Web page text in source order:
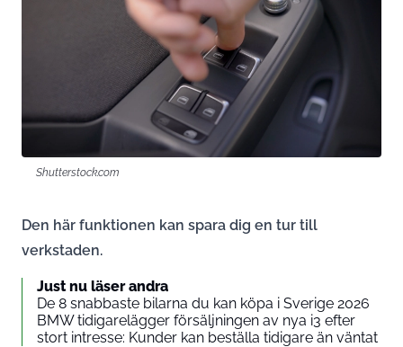
Shutterstock.com
Den här funktionen kan spara dig en tur till
verkstaden.
Just nu läser andra
De 8 snabbaste bilarna du kan köpa i Sverige 2026
BMW tidigarelägger försäljningen av nya i3 efter
stort intresse: Kunder kan beställa tidigare än väntat